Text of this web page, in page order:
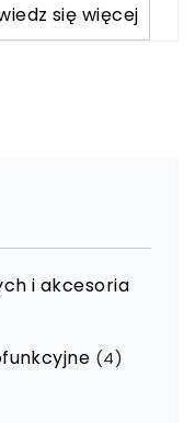
się więcej
i akcesoria
(4)